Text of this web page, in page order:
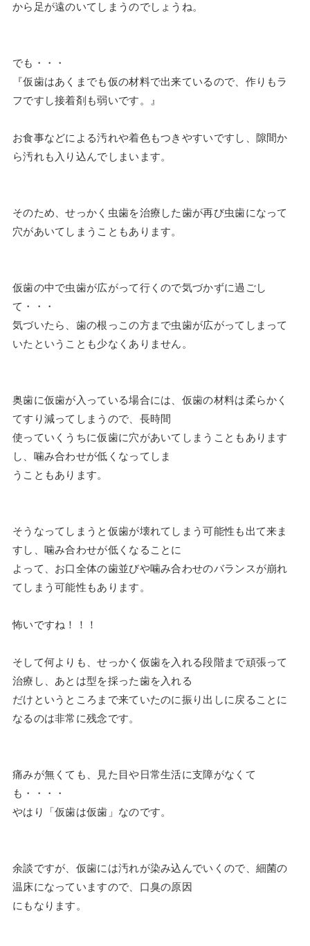
から足が遠のいてしまうのでしょうね。
でも・・・
『仮歯はあくまでも仮の材料で出来ているので、作りもラ
フですし接着剤も弱いです。』
お食事などによる汚れや着色もつきやすいですし、隙間か
ら汚れも入り込んでしまいます。
そのため、せっかく虫歯を治療した歯が再び虫歯になって
穴があいてしまうこともあります。
仮歯の中で虫歯が広がって行くので気づかずに過ごし
て・・・
気づいたら、歯の根っこの方まで虫歯が広がってしまって
いたということも少なくありません。
奥歯に仮歯が入っている場合には、仮歯の材料は柔らかく
てすり減ってしまうので、長時間
使っていくうちに仮歯に穴があいてしまうこともあります
し、噛み合わせが低くなってしま
うこともあります。
そうなってしまうと仮歯が壊れてしまう可能性も出て来ま
すし、噛み合わせが低くなることに
よって、お口全体の歯並びや噛み合わせのバランスが崩れ
てしまう可能性もあります。
怖いですね！！！
そして何よりも、せっかく仮歯を入れる段階まで頑張って
治療し、あとは型を採った歯を入れる
だけというところまで来ていたのに振り出しに戻ることに
なるのは非常に残念です。
痛みが無くても、見た目や日常生活に支障がなくて
も・・・・
やはり「仮歯は仮歯」なのです。
余談ですが、仮歯には汚れが染み込んでいくので、細菌の
温床になっていますので、口臭の原因
にもなります。